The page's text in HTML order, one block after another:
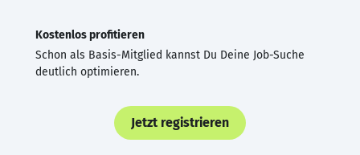
Kostenlos profitieren
Schon als Basis-Mitglied kannst Du Deine Job-Suche
deutlich optimieren.
Jetzt registrieren